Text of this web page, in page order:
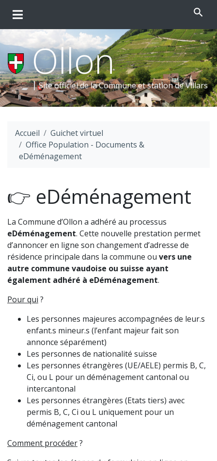
search
Ollon
Site officiel de la Commune etstation de Villars
Accueil
Guichet virtuel
Office Population - Documents &
eDéménagement
👉 eDéménagement
La Commune d’Ollon a adhéré au processus
eDéménagement. Cette nouvelle prestation permet
d’annoncer en ligne son changement d’adresse de
résidence principale dans la commune ou vers une
autre commune vaudoise ou suisse ayant
également adhéré à eDéménagement.
Pour qui ?
Les personnes majeures accompagnées de leur.s
enfant.s mineur.s (l’enfant majeur fait son
annonce séparément)
Les personnes de nationalité suisse
Les personnes étrangères (UE/AELE) permis B, C,
Ci, ou L pour un déménagement cantonal ou
intercantonal
Les personnes étrangères (Etats tiers) avec
permis B, C, Ci ou L uniquement pour un
déménagement cantonal
Comment procéder?